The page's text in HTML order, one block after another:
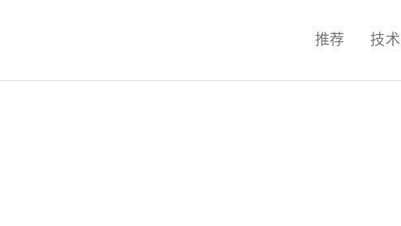
科技互联网,科技,资讯,动态,洞察,
推荐 技